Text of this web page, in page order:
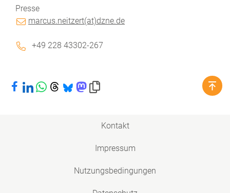
Dr. Marcus Neitzert
Presse